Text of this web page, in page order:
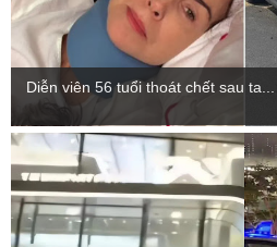
Diễn viên 56 tuổi thoát chết sau ta...